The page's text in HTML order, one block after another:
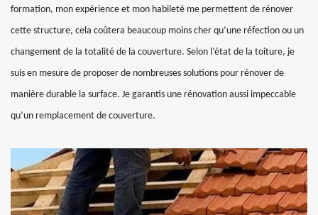
formation, mon expérience et mon habileté me permettent de rénover
cette structure, cela coûtera beaucoup moins cher qu’une réfection ou un
changement de la totalité de la couverture. Selon l’état de la toiture, je
suis en mesure de proposer de nombreuses solutions pour rénover de
manière durable la surface. Je garantis une rénovation aussi impeccable
qu’un remplacement de couverture.